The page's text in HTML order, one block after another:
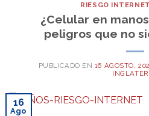
RIESGO
¿Celular en
peligros que no
PUBLICADO EN 16 AGOSTO,
16
Ago